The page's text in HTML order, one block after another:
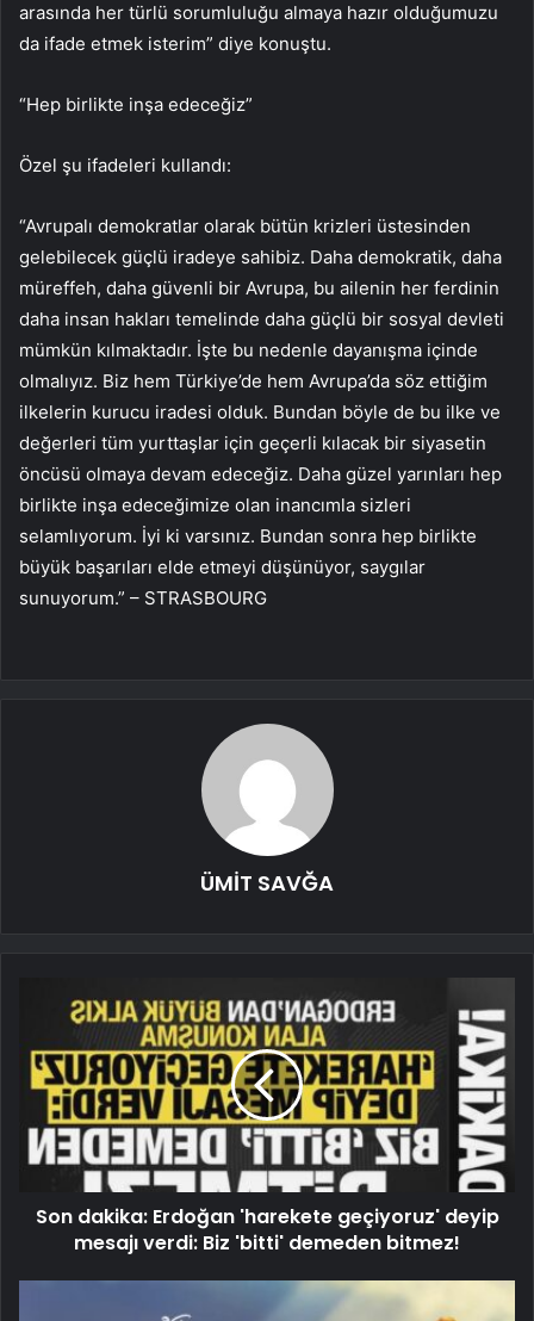
arasında her türlü sorumluluğu almaya hazır olduğumuzu
da ifade etmek isterim” diye konuştu.
“Hep birlikte inşa edeceğiz”
Özel şu ifadeleri kullandı:
“Avrupalı demokratlar olarak bütün krizleri üstesinden
gelebilecek güçlü iradeye sahibiz. Daha demokratik, daha
müreffeh, daha güvenli bir Avrupa, bu ailenin her ferdinin
daha insan hakları temelinde daha güçlü bir sosyal devleti
mümkün kılmaktadır. İşte bu nedenle dayanışma içinde
olmalıyız. Biz hem Türkiye’de hem Avrupa’da söz ettiğim
ilkelerin kurucu iradesi olduk. Bundan böyle de bu ilke ve
değerleri tüm yurttaşlar için geçerli kılacak bir siyasetin
öncüsü olmaya devam edeceğiz. Daha güzel yarınları hep
birlikte inşa edeceğimize olan inancımla sizleri
selamlıyorum. İyi ki varsınız. Bundan sonra hep birlikte
büyük başarıları elde etmeyi düşünüyor, saygılar
sunuyorum.” – STRASBOURG
ÜMİT SAVĞA
Son dakika: Erdoğan 'harekete geçiyoruz' deyip
mesajı verdi: Biz 'bitti' demeden bitmez!